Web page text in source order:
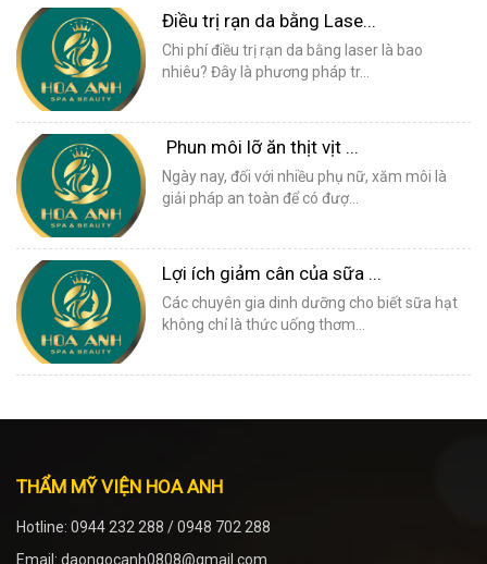
Điều trị rạn da bằng Lase...
Chi phí điều trị rạn da bằng laser là bao
nhiêu? Đây là phương pháp tr...
Phun môi lỡ ăn thịt vịt ...
Ngày nay, đối với nhiều phụ nữ, xăm môi là
giải pháp an toàn để có đượ...
Lợi ích giảm cân của sữa ...
Các chuyên gia dinh dưỡng cho biết sữa hạt
không chỉ là thức uống thơm...
THẨM MỸ VIỆN HOA ANH
Hotline: 0944 232 288 / 0948 702 288
Email: daongocanh0808@gmail.com